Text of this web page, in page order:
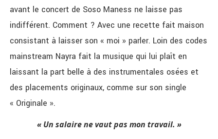
avant le concert de Soso Maness ne laisse pas
indifférent. Comment ? Avec une recette fait maison
consistant à laisser son « moi » parler. Loin des codes
mainstream Nayra fait la musique qui lui plaît en
laissant la part belle à des instrumentales osées et
des placements originaux, comme sur son single
« Originale ».
« Un salaire ne vaut pas mon travail. »